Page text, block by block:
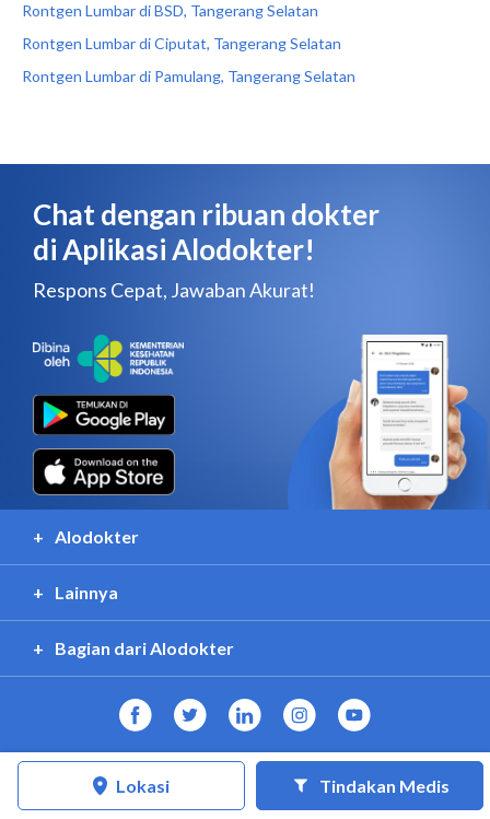
Rontgen Lumbar di BSD, Tangerang Selatan
Rontgen Lumbar di Ciputat, Tangerang Selatan
Rontgen Lumbar di Pamulang, Tangerang Selatan